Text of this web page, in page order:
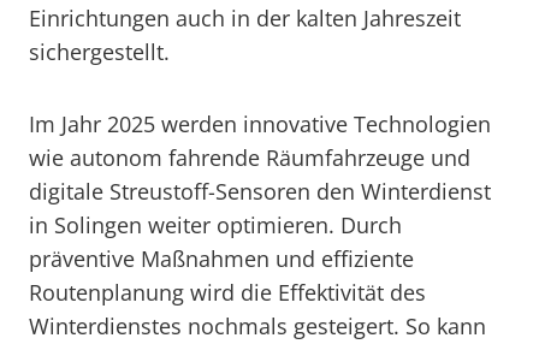
Einrichtungen auch in der kalten Jahreszeit
sichergestellt.
Im Jahr 2025 werden innovative Technologien
wie autonom fahrende Räumfahrzeuge und
digitale Streustoff-Sensoren den Winterdienst
in Solingen weiter optimieren. Durch
präventive Maßnahmen und effiziente
Routenplanung wird die Effektivität des
Winterdienstes nochmals gesteigert. So kann